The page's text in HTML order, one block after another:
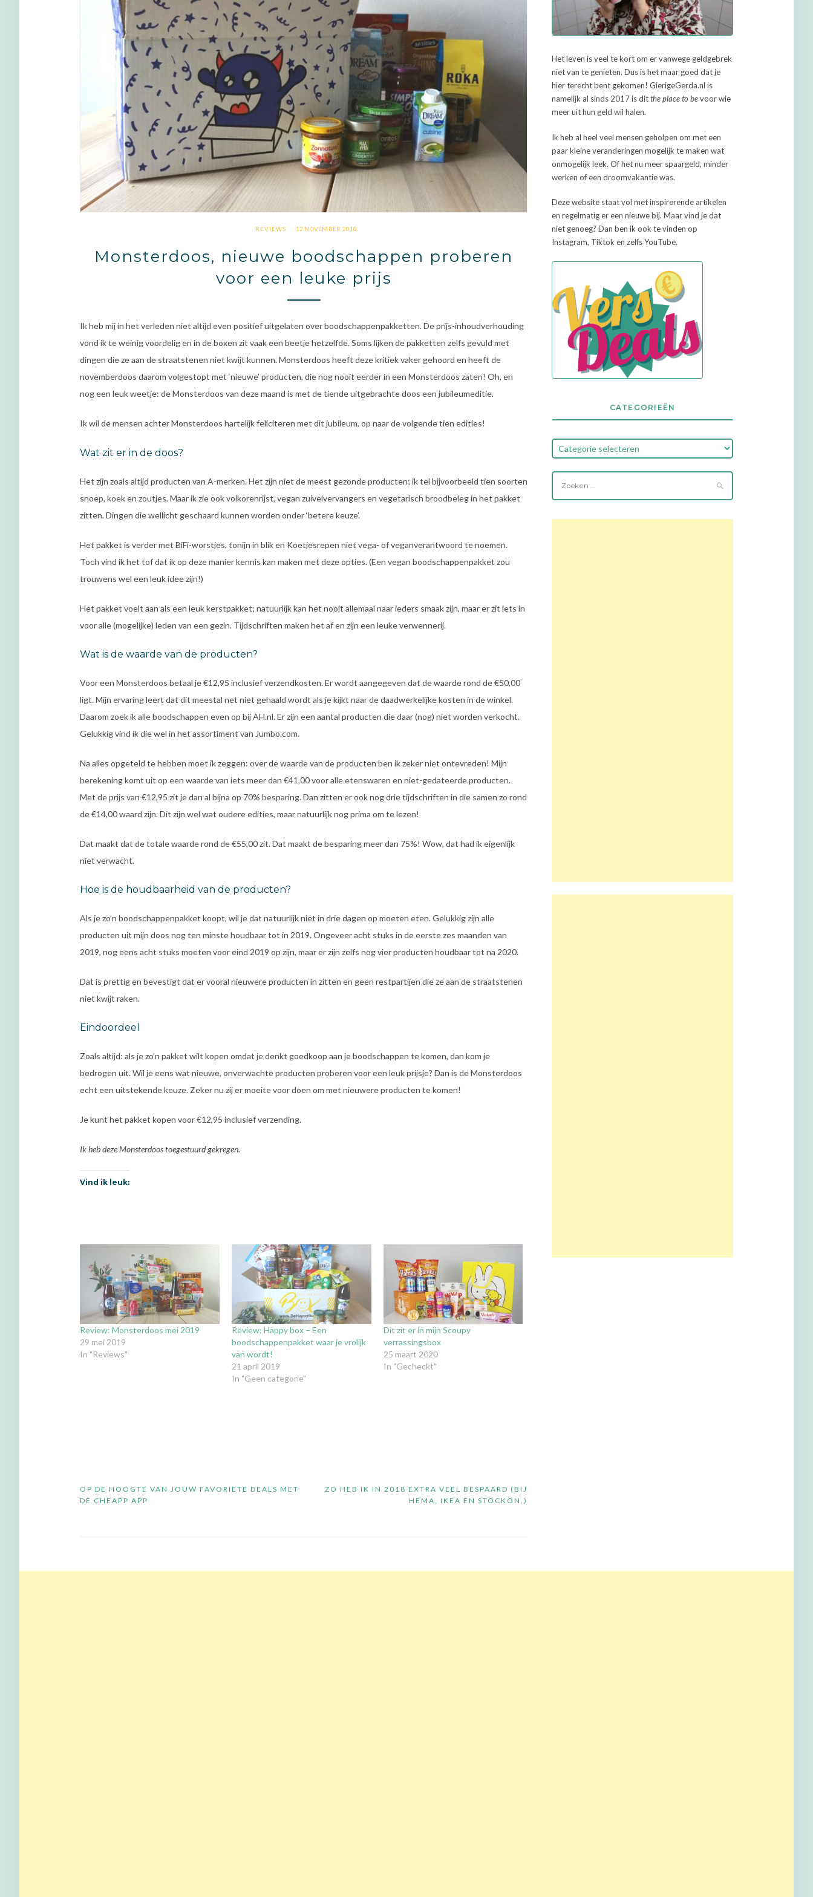
REVIEWS 12 NOVEMBER 2018
Monsterdoos, nieuwe boodschappen proberen
voor een leuke prijs
Ik heb mij in het verleden niet altijd even positief uitgelaten over boodschappenpakketten. De prijs-inhoudverhouding
vond ik te weinig voordelig en in de boxen zit vaak een beetje hetzelfde. Soms lijken de pakketten zelfs gevuld met
dingen die ze aan de straatstenen niet kwijt kunnen. Monsterdoos heeft deze kritiek vaker gehoord en heeft de
novemberdoos daarom volgestopt met ‘nieuwe’ producten, die nog nooit eerder in een Monsterdoos zaten! Oh, en
nog een leuk weetje: de Monsterdoos van deze maand is met de tiende uitgebrachte doos een jubileumeditie.
Ik wil de mensen achter Monsterdoos hartelijk feliciteren met dit jubileum, op naar de volgende tien edities!
Wat zit er in de doos?
Het zijn zoals altijd producten van A-merken. Het zijn niet de meest gezonde producten; ik tel bijvoorbeeld tien soorten
snoep, koek en zoutjes. Maar ik zie ook volkorenrijst, vegan zuivelvervangers en vegetarisch broodbeleg in het pakket
zitten. Dingen die wellicht geschaard kunnen worden onder ‘betere keuze’.
Het pakket is verder met BiFi-worstjes, tonijn in blik en Koetjesrepen niet vega- of veganverantwoord te noemen.
Toch vind ik het tof dat ik op deze manier kennis kan maken met deze opties. (Een vegan boodschappenpakket zou
trouwens wel een leuk idee zijn!)
Het pakket voelt aan als een leuk kerstpakket; natuurlijk kan het nooit allemaal naar ieders smaak zijn, maar er zit iets in
voor alle (mogelijke) leden van een gezin. Tijdschriften maken het af en zijn een leuke verwennerij.
Wat is de waarde van de producten?
Voor een Monsterdoos betaal je €12,95 inclusief verzendkosten. Er wordt aangegeven dat de waarde rond de €50,00
ligt. Mijn ervaring leert dat dit meestal net niet gehaald wordt als je kijkt naar de daadwerkelijke kosten in de winkel.
Daarom zoek ik alle boodschappen even op bij AH.nl. Er zijn een aantal producten die daar (nog) niet worden verkocht.
Gelukkig vind ik die wel in het assortiment van Jumbo.com.
Na alles opgeteld te hebben moet ik zeggen: over de waarde van de producten ben ik zeker niet ontevreden! Mijn
berekening komt uit op een waarde van iets meer dan €41,00 voor alle etenswaren en niet-gedateerde producten.
Met de prijs van €12,95 zit je dan al bijna op 70% besparing. Dan zitten er ook nog drie tijdschriften in die samen zo rond
de €14,00 waard zijn. Dit zijn wel wat oudere edities, maar natuurlijk nog prima om te lezen!
Dat maakt dat de totale waarde rond de €55,00 zit. Dat maakt de besparing meer dan 75%! Wow, dat had ik eigenlijk
niet verwacht.
Hoe is de houdbaarheid van de producten?
Als je zo’n boodschappenpakket koopt, wil je dat natuurlijk niet in drie dagen op moeten eten. Gelukkig zijn alle
producten uit mijn doos nog ten minste houdbaar tot in 2019. Ongeveer acht stuks in de eerste zes maanden van
2019, nog eens acht stuks moeten voor eind 2019 op zijn, maar er zijn zelfs nog vier producten houdbaar tot na 2020.
Dat is prettig en bevestigt dat er vooral nieuwere producten in zitten en geen restpartijen die ze aan de straatstenen
niet kwijt raken.
Eindoordeel
Zoals altijd: als je zo’n pakket wilt kopen omdat je denkt goedkoop aan je boodschappen te komen, dan kom je
bedrogen uit. Wil je eens wat nieuwe, onverwachte producten proberen voor een leuk prijsje? Dan is de Monsterdoos
echt een uitstekende keuze. Zeker nu zij er moeite voor doen om met nieuwere producten te komen!
Je kunt het pakket kopen voor €12,95 inclusief verzending.
Ik heb deze Monsterdoos toegestuurd gekregen.
Vind ik leuk:
Review: Monsterdoos mei 2019
29 mei 2019
In "Reviews"
Review: Happy box – Een
boodschappenpakket waar je vrolijk
van wordt!
21 april 2019
In "Geen categorie"
Dit zit er in mijn Scoupy
verrassingsbox
25 maart 2020
In "Gecheckt"
navigatie
ZO HEB IK IN 2018 EXTRA VEEL BESPAARD (BIJ
HEMA, IKEA EN STOCKON.)
OP DE HOOGTE VAN JOUW FAVORIETE DEALS MET
DE CHEAPP APP
Het leven is veel te kort om er vanwege geldgebrek
niet van te genieten. Dus is het maar goed dat je
hier terecht bent gekomen! GierigeGerda.nl is
namelijk al sinds 2017 is ditthe place to bevoor wie
meer uit hun geld wil halen.
Ik heb al heel veel mensen geholpen om met een
paar kleine veranderingen mogelijk te maken wat
onmogelijk leek. Of het nu meer spaargeld, minder
werken of een droomvakantie was.
Deze website staat vol met inspirerende artikelen
en regelmatig er een nieuwe bij. Maar vind je dat
niet genoeg? Dan ben ik ook te vinden op
Instagram, Tiktok en zelfs YouTube.
CATEGORIEËN